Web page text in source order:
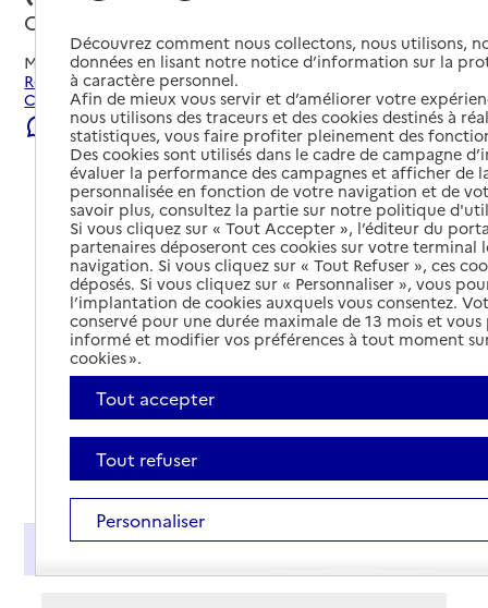
Chaponost, RHONE
Mis à jour le02/08/2026
Rechercher les établissements et services autour de
Chaponost.
Signaler une erreur
Présentation
Découvrez comment nous collectons, nous utilisons,
données en lisant notre notice d’information sur la
à caractère personnel.
Afin de mieux vous servir et d’améliorer votre
nous utilisons des traceurs et des cookies destinés à
statistiques, vous faire profiter pleinement des
Des cookies sont utilisés dans le cadre de campagne
évaluer la performance des campagnes et afficher de
personnalisée en fonction de votre navigation et de
savoir plus, consultez la partie sur notre politique
Si vous cliquez sur « Tout Accepter », l’éditeur du
partenaires déposeront ces cookies sur votre terminal
navigation. Si vous cliquez sur « Tout Refuser », ces
déposés. Si vous cliquez sur « Personnaliser », vous
l’implantation de cookies auxquels vous consentez.
conservé pour une durée maximale de 13 mois et
informé et modifier vos préférences à tout moment
cookies ».
Tout accepter
Tout refuser
Personnaliser